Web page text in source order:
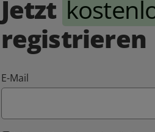
Jetzt
registrieren
E-Mail